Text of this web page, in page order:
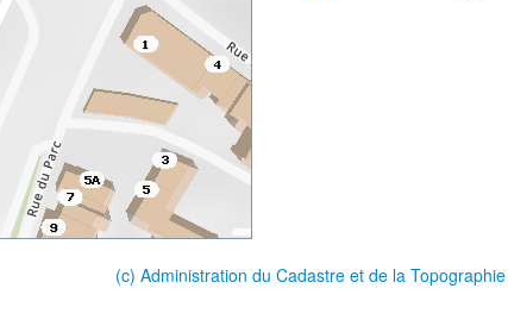
(c) Administration du Cadastre et de la Topographie